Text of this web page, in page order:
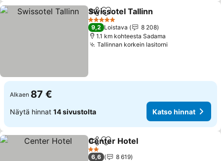
Jaa Lisää suosikkeihin
Swissotel Tallinn
5 Tähtiluokitus
9,2 Loistava
8 208
1.1 km kohteesta Sadama
Tallinnan korkein lasitorni
Alkaen 87 €
Näytä hinnat 14 sivustolta Katso hinnat
Jaa Lisää suosikkeihin
Center Hotel
2 Tähtiluokitus
6,6
8 619